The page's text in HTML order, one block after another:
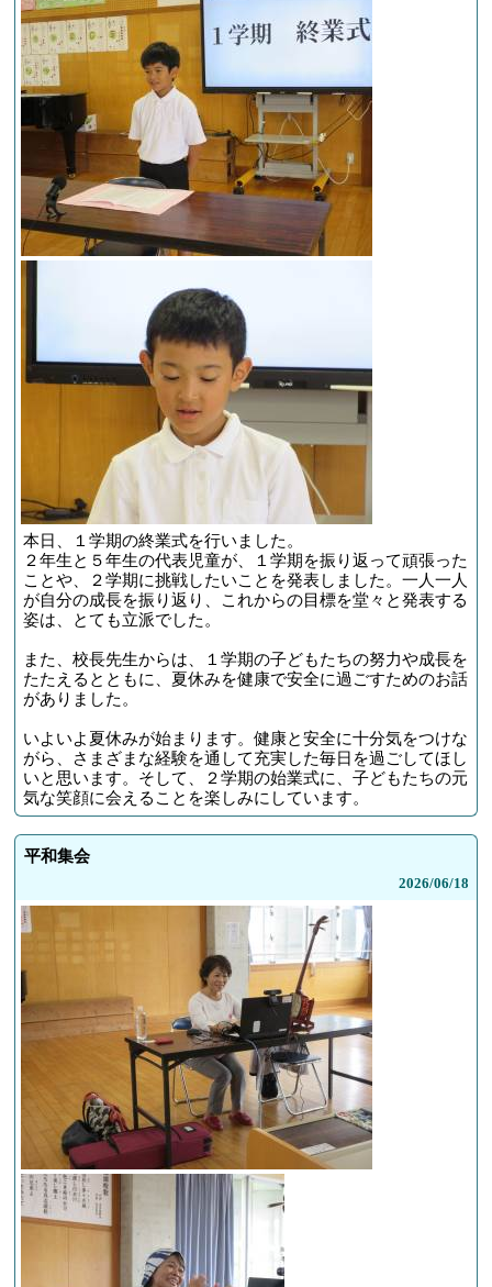
本日、１学期の終業式を行いました。
２年生と５年生の代表児童が、１学期を振り返って頑張った
ことや、２学期に挑戦したいことを発表しました。一人一人
が自分の成長を振り返り、これからの目標を堂々と発表する
姿は、とても立派でした。
また、校長先生からは、１学期の子どもたちの努力や成長を
たたえるとともに、夏休みを健康で安全に過ごすためのお話
がありました。
いよいよ夏休みが始まります。健康と安全に十分気をつけな
がら、さまざまな経験を通して充実した毎日を過ごしてほし
いと思います。そして、２学期の始業式に、子どもたちの元
気な笑顔に会えることを楽しみにしています。
平和集会
2026/06/18